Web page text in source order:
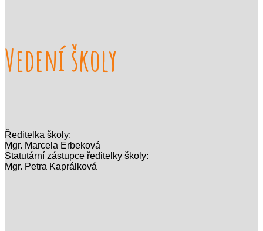
Vedení školy
Ředitelka školy:
Mgr. Marcela Erbeková
Statutární zástupce ředitelky školy:
Mgr. Petra Kaprálková